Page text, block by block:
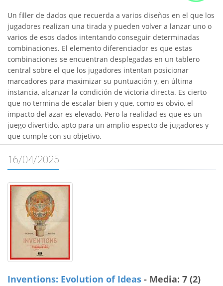
Un filler de dados que recuerda a varios diseños en el que los
jugadores realizan una tirada y pueden volver a lanzar uno o
varios de esos dados intentando conseguir determinadas
combinaciones. El elemento diferenciador es que estas
combinaciones se encuentran desplegadas en un tablero
central sobre el que los jugadores intentan posicionar
marcadores para maximizar su puntuación y, en última
instancia, alcanzar la condición de victoria directa. Es cierto
que no termina de escalar bien y que, como es obvio, el
impacto del azar es elevado. Pero la realidad es que es un
juego divertido, apto para un amplio especto de jugadores y
que cumple con su objetivo.
16/04/2025
Inventions: Evolution of Ideas - Media: 7 (2)